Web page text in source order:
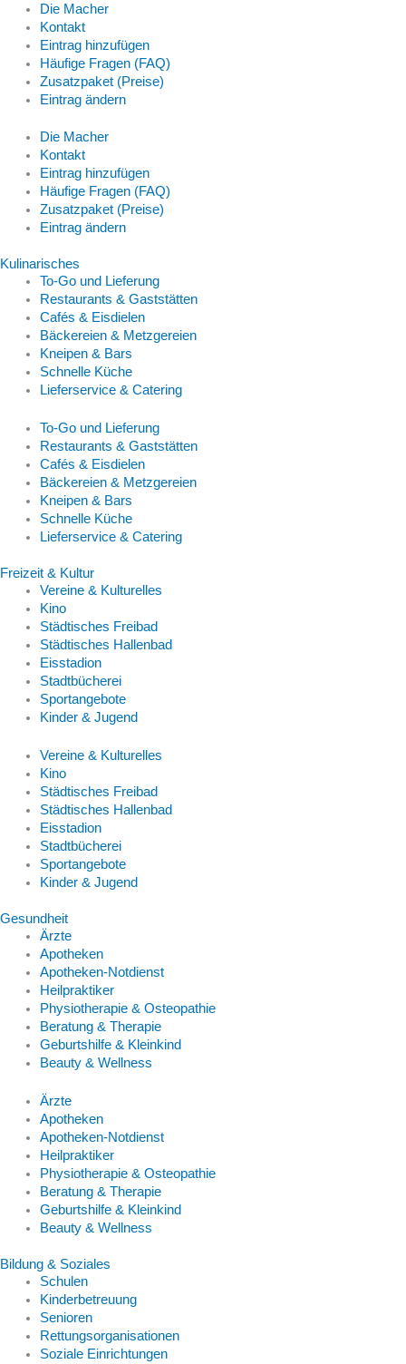
Die Macher
Kontakt
Eintrag hinzufügen
Häufige Fragen (FAQ)
Zusatzpaket (Preise)
Eintrag ändern
Die Macher
Kontakt
Eintrag hinzufügen
Häufige Fragen (FAQ)
Zusatzpaket (Preise)
Eintrag ändern
Kulinarisches
To-Go und Lieferung
Restaurants & Gaststätten
Cafés & Eisdielen
Bäckereien & Metzgereien
Kneipen & Bars
Schnelle Küche
Lieferservice & Catering
To-Go und Lieferung
Restaurants & Gaststätten
Cafés & Eisdielen
Bäckereien & Metzgereien
Kneipen & Bars
Schnelle Küche
Lieferservice & Catering
Freizeit & Kultur
Vereine & Kulturelles
Kino
Städtisches Freibad
Städtisches Hallenbad
Eisstadion
Stadtbücherei
Sportangebote
Kinder & Jugend
Vereine & Kulturelles
Kino
Städtisches Freibad
Städtisches Hallenbad
Eisstadion
Stadtbücherei
Sportangebote
Kinder & Jugend
Gesundheit
Ärzte
Apotheken
Apotheken-Notdienst
Heilpraktiker
Physiotherapie & Osteopathie
Beratung & Therapie
Geburtshilfe & Kleinkind
Beauty & Wellness
Ärzte
Apotheken
Apotheken-Notdienst
Heilpraktiker
Physiotherapie & Osteopathie
Beratung & Therapie
Geburtshilfe & Kleinkind
Beauty & Wellness
Bildung & Soziales
Schulen
Kinderbetreuung
Senioren
Rettungsorganisationen
Soziale Einrichtungen